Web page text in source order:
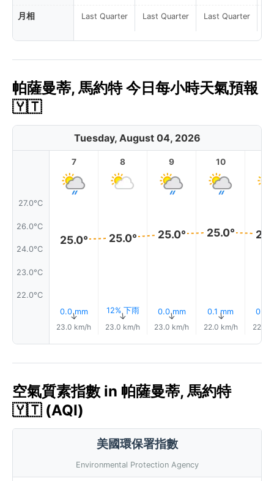
月相 Last Quarter Last Quarter Last Quarter
帕薩曼蒂, 馬約特 今日每小時天氣預報
🇾🇹
Tuesday, August 04, 2026
27.0°C
26.0°C
24.0°C
23.0°C
22.0°C
7
25.0°
0.0 mm
↑
23.0 km/h
8
25.0°
12% 下雨
↑
23.0 km/h
9
25.0°
0.0 mm
↑
23.0 km/h
10
25.0°
0.1 mm
↑
22.0 km/h
0.0
22.0
空氣質素指數 in 帕薩曼蒂, 馬約特
🇾🇹 (AQI)
美國環保署指數
Environmental Protection Agency